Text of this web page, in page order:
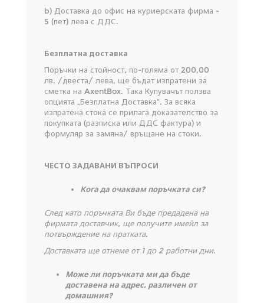
b) Доставка до офис на куриерската фирма -
5 (пет) лева с ДДС.
Безплатна доставка
Поръчки на стойност, по-голяма от 200,00
лв. /двеста/ лева, ще бъдат изпратени за
сметка на AxentBox. Така Купувачът ползва
опцията „Безплатна Доставка“. За всяка
изпратена стока се прилага доказателство за
покупката (разписка или ДДС фактура) и
формуляр за замяна/ връщане на стоки.
ЧЕСТО ЗАДАВАНИ ВЪПРОСИ
Кога да очаквам поръчката си?
След като поръчката Ви бъде предадена на
фирмата доставчик, ще получите имейл за
потвърждение на пратката.
Доставката ще отнеме от 1 до 2 работни дни.
Може ли поръчката ми да бъде
доставена на адрес, различен от
домашния?